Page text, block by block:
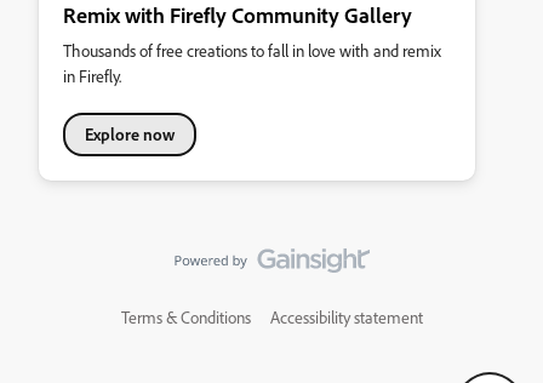
Remix with Firefly Community Gallery
Thousands of free creations to fall in love with and remix
in Firefly.
Explore now
Terms & Conditions Accessibility statement